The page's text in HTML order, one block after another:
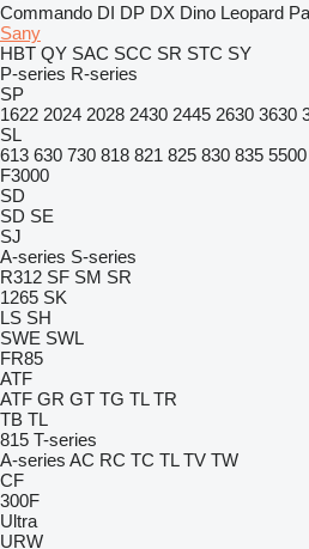
Commando DI DP DX Dino Leopard
Sany
HBT QY SAC SCC SR STC SY
P-series R-series
SP
1622 2024 2028 2430 2445 2630 3630
SL
613 630 730 818 821 825 830 835 5500
F3000
SD
SD SE
SJ
A-series S-series
R312 SF SM SR
1265 SK
LS SH
SWE SWL
FR85
ATF
ATF GR GT TG TL TR
TB TL
815 T-series
A-series AC RC TC TL TV TW
CF
300F
Ultra
URW